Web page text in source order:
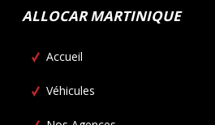
ALLOCAR MARTINIQUE
Accueil
Véhicules